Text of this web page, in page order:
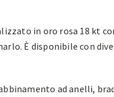
in oro rosa 18 kt
È disponibile con
ad anelli,